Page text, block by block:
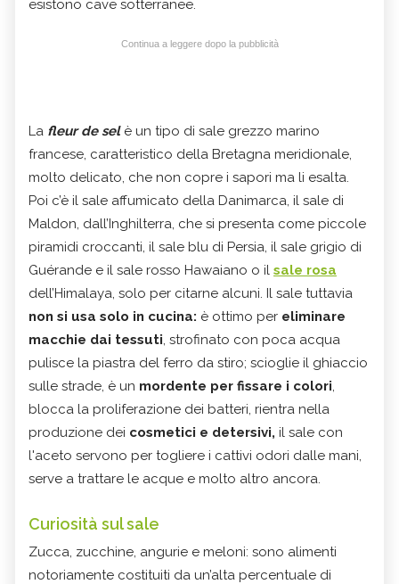
esistono cave sotterranee.
Continua a leggere dopo la pubblicità
La fleur de selè un tipo di sale grezzo marino
francese, caratteristico della Bretagna meridionale,
molto delicato, che non copre i sapori ma li esalta.
Poi c’è il sale affumicato della Danimarca, il sale di
Maldon, dall’Inghilterra, che si presenta come piccole
piramidi croccanti, il sale blu di Persia, il sale grigio di
Guérande e il sale rosso Hawaiano o il sale rosa
dell’Himalaya, solo per citarne alcuni. Il sale tuttavia
non si usa solo in cucina: è ottimo per eliminare
macchie dai tessuti, strofinato con poca acqua
pulisce la piastra del ferro da stiro; scioglie il ghiaccio
sulle strade, è un mordente per fissare i colori,
blocca la proliferazione dei batteri, rientra nella
produzione dei cosmetici e detersivi, il sale con
l'aceto servono per togliere i cattivi odori dalle mani,
serve a trattare le acque e molto altro ancora.
Curiosità sul sale
Zucca, zucchine, angurie e meloni: sono alimenti
notoriamente costituiti da un’alta percentuale di